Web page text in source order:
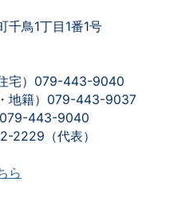
千鳥1丁目1番1号
宅）079-443-9040
地籍）079-443-9037
079-443-9040
2229​​​​​​​（代表）
ら